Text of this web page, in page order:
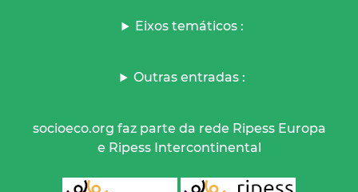
Eixos temáticos :
Outras entradas :
socioeco.org faz parte da rede Ripess Europa
e Ripess Intercontinental